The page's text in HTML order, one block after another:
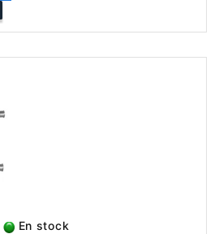
En stock